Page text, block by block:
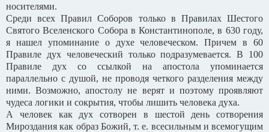
носителями.
Среди всех Правил Соборов только в Правилах Шестого
Святого Вселенского Собора в Константинополе, в 630 году,
я нашел упоминание о духе человеческом. Причем в 60
Правиле дух человеческий только подразумевается. В 100
Правиле дух со ссылкой на апостола упоминается
параллельно с душой, не проводя четкого разделения между
ними. Возможно, апостолу не верят и поэтому проявляют
чудеса логики и сокрытия, чтобы лишить человека духа.
А человек как дух сотворен в шестой день сотворения
Мироздания как образ Божий, т. е. всесильным и всемогущим